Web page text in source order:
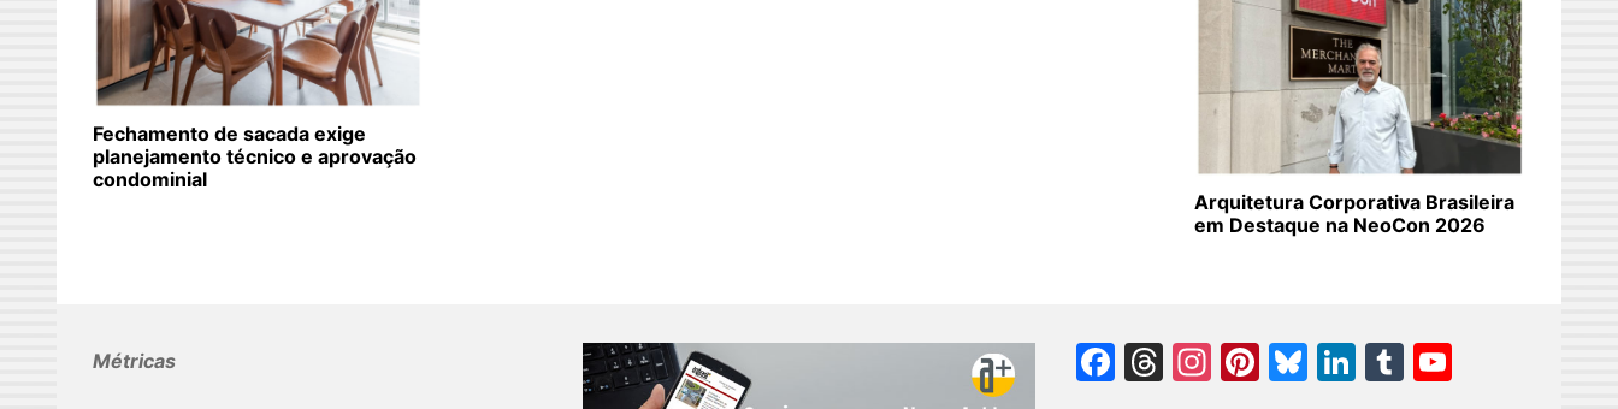
Fechamento de sacada exige
planejamento técnico e aprovação
condominial
Arquitetura Corporativa Brasileira
em Destaque na NeoCon 2026
Métricas Facebook
Threads
Instagram
Pinterest
Bluesky
LinkedIn
Tumblr